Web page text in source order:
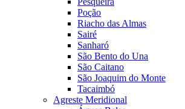
Poção
Riacho das Almas
Sairé
Sanharó
São Bento do Una
São Caitano
São Joaquim do Monte
Tacaimbó
Agreste Meridional